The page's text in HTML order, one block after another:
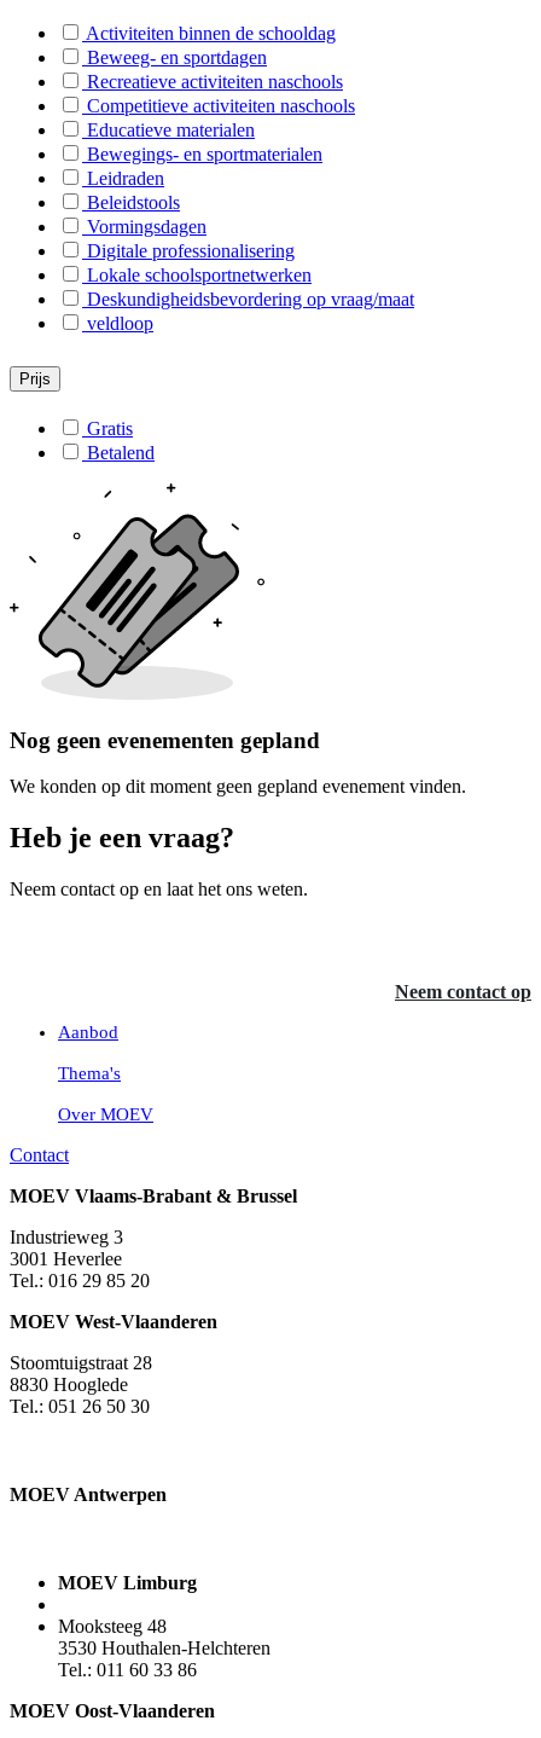
B-Rijkevorsel
Activiteiten binnen de schooldag
Beweeg- en sportdagen
Recreatieve activiteiten naschools
Competitieve activiteiten naschools
Educatieve materialen
Bewegings- en sportmaterialen
Leidraden
Beleidstools
Vormingsdagen
Digitale professionalisering
Lokale schoolsportnetwerken
Deskundigheidsbevordering op vraag/maat
veldloop
Prijs
Gratis
Betalend
Nog geen evenementen gepland
We konden op dit moment geen gepland evenement vinden.
Heb je een vraag?
Neem contact op en laat het ons weten.
Neem contact op
Aanbod
Thema's
Over MOEV
Contact
MOEV Vlaams-Brabant & Brussel
Industrieweg 3
3001 Heverlee
Tel.: 016 29 85 20
MOEV West-Vlaanderen
Stoomtuigstraat 28
8830 Hooglede
Tel.: 051 26 50 30
MOEV Antwerpen​
MOEV Limburg
Mooksteeg 48
3530 Houthalen-Helchteren
Tel.: 011 60 33 86
MOEV Oost-Vlaanderen